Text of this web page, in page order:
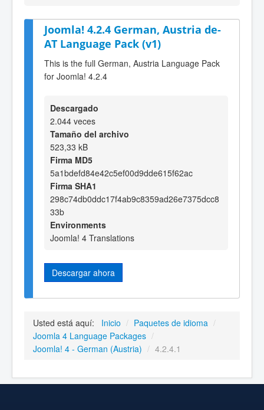
Joomla! 4.2.4 German, Austria de-
AT Language Pack (v1)
This is the full German, Austria Language Pack
for Joomla! 4.2.4
Descargado
2.044 veces
Tamaño del archivo
523,33 kB
Firma MD5
5a1bdefd84e42c5ef00d9dde615f62ac
Firma SHA1
298c74db0ddc17f4ab9c8359ad26e7375dcc8
33b
Environments
Joomla! 4 Translations
Descargar ahora
Usted está aquí: Inicio / Paquetes de idioma /
Joomla 4 Language Packages /
Joomla! 4 - German (Austria) / 4.2.4.1